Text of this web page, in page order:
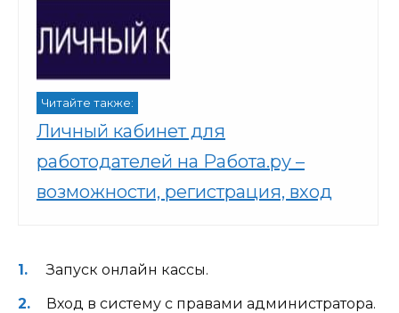
Читайте также:
Личный кабинет для
работодателей на Работа.ру –
возможности, регистрация, вход
Запуск онлайн кассы.
Вход в систему с правами администратора.